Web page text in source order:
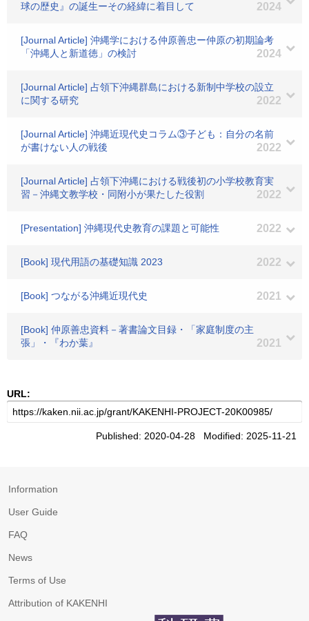
球の歴史』の誕生ーその経緯に着目して
2024
[Journal Article] 沖縄学における仲原善忠ー仲原の初期論考
「沖縄人と新道徳」の検討
2024
[Journal Article] 占領下沖縄群島における新制中学校の設立
に関する研究
2022
[Journal Article] 沖縄近現代史コラム③子ども：自分の名前
が書けない人の戦後
2022
[Journal Article] 占領下沖縄における戦後初の小学校教育実
習－沖縄文教学校・同附小が果たした役割
2022
[Presentation] 沖縄現代史教育の課題と可能性 2022
[Book] 現代用語の基礎知識 2023 2022
[Book] つながる沖縄近現代史 2021
[Book] 仲原善忠資料－著書論文目録・「家庭制度の主
張」・『わか葉』
2021
URL:
Published: 2020-04-28 Modified: 2025-11-21
Information
User Guide
FAQ
News
Terms of Use
Attribution of KAKENHI